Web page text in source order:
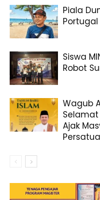
Piala
Siswa
Robot
Wagub
Selamat
Ajak